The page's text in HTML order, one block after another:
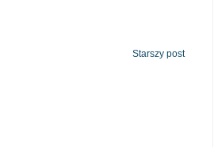
Starszy post